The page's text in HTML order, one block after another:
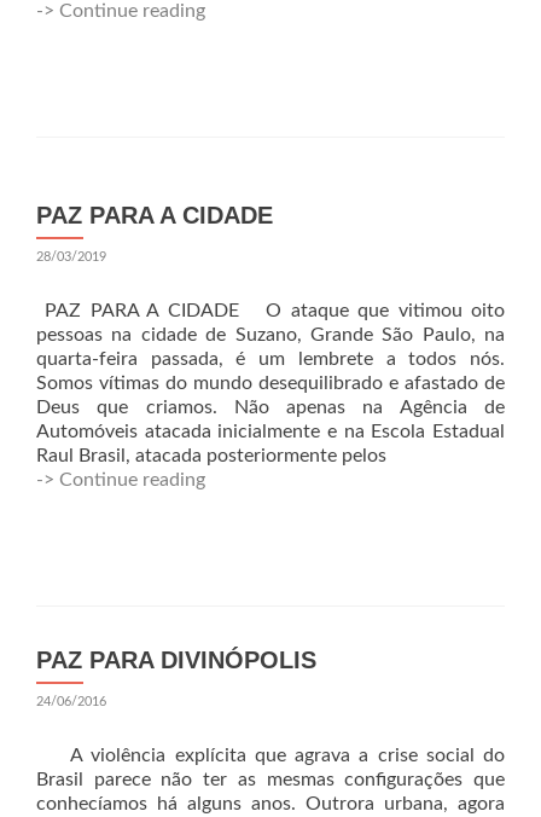
-> Continue reading
PAZ PARA A CIDADE
28/03/2019
PAZ PARA A CIDADE O ataque que vitimou oito
pessoas na cidade de Suzano, Grande São Paulo, na
quarta-feira passada, é um lembrete a todos nós.
Somos vítimas do mundo desequilibrado e afastado de
Deus que criamos. Não apenas na Agência de
Automóveis atacada inicialmente e na Escola Estadual
Raul Brasil, atacada posteriormente pelos
-> Continue reading
PAZ PARA DIVINÓPOLIS
24/06/2016
A violência explícita que agrava a crise social do
Brasil parece não ter as mesmas configurações que
conhecíamos há alguns anos. Outrora urbana, agora